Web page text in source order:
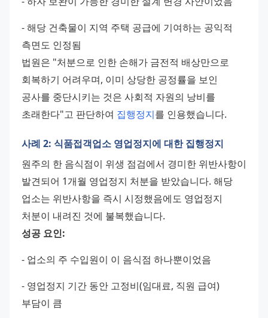
- 해당 건축물이 지역 주택 공급에 기여하는 공익적
측면도 인정됨
법원은 "처분으로 인한 손해가 금전적 배상만으로
회복하기 어려우며, 이미 상당한 공정률을 보인
공사를 중단시키는 것은 사회적 자원의 낭비를
초래한다"고 판단하여 집행정지를 인용했습니다.
사례 2: 식품접객업소 영업정지에 대한 집행정지
원주의 한 음식점이 위생 점검에서 경미한 위반사항이
발견되어 1개월 영업정지 처분을 받았습니다. 해당
업소는 위반사항을 즉시 시정했음에도 영업정지
처분이 내려진 것에 불복했습니다.
성공 요인:
- 업소의 주 수입원이 이 음식점 하나뿐이었음
- 영업정지 기간 동안 고정비(임대료, 직원 급여)
부담이 큼